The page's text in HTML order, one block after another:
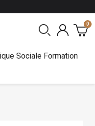
Sociale Formation